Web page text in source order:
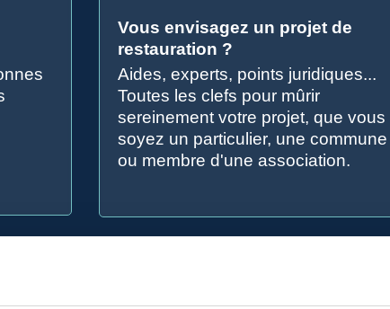
Vous envisagez un projet de
restauration ?
Aides, experts, points juridiques...
Toutes les clefs pour mûrir
sereinement votre projet, que vous
soyez un particulier, une commune
ou membre d'une association.